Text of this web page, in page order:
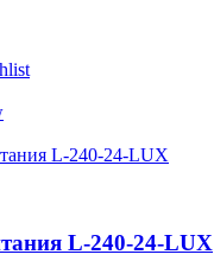
L-240-24-LUX